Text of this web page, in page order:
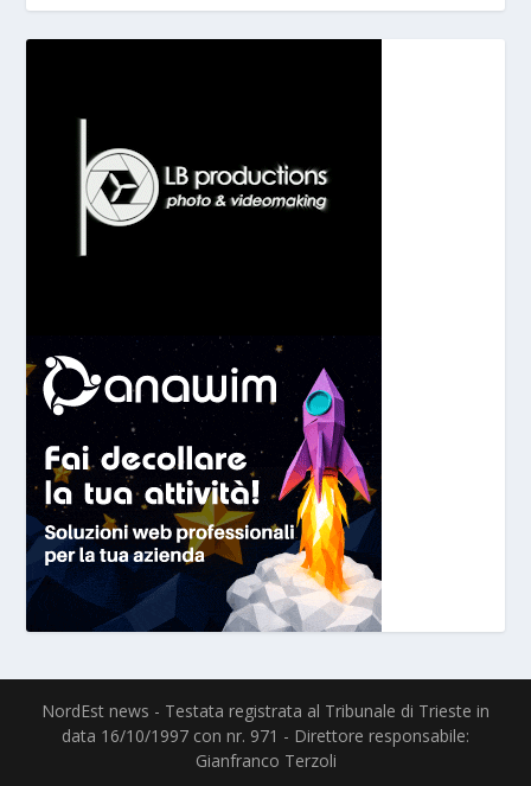
NordEst news - Testata registrata al Tribunale di Trieste in
data 16/10/1997 con nr. 971 - Direttore responsabile:
Gianfranco Terzoli